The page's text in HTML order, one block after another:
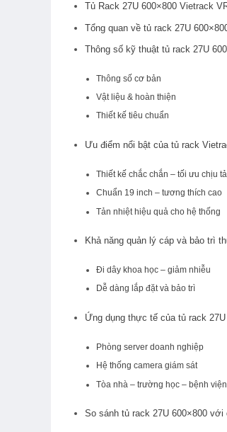
Tủ Rack 27U 600×800 Vietrack
Tổng quan về tủ rack 27U
Thông số kỹ thuật tủ rack 27U
Thông số cơ bản
Vật liệu & hoàn thiện
Thiết kế tiêu chuẩn
Ưu điểm nổi bật của tủ rack
Thiết kế chắc chắn – tối ưu chịu
Chuẩn 19 inch – tương thích cao
Tản nhiệt hiệu quả cho hệ thống
Khả năng quản lý cáp và bảo trì
Đi dây khoa học – giảm nhiễu
Dễ dàng lắp đặt và bảo trì
Ứng dụng thực tế của tủ rack
Phòng server doanh nghiệp
Hệ thống camera giám sát
Tòa nhà – trường học – bệnh viện
So sánh tủ rack 27U 600×800